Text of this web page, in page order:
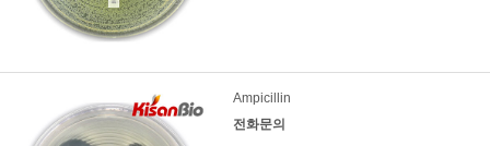
Ampicillin
전화문의